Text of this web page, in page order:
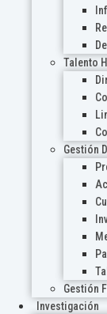
Talento
Gestión
Gestión
Investigación